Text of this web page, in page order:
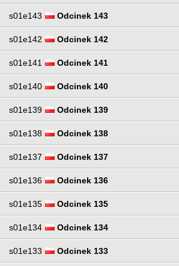
s01e143 Odcinek 143
s01e142 Odcinek 142
s01e141 Odcinek 141
s01e140 Odcinek 140
s01e139 Odcinek 139
s01e138 Odcinek 138
s01e137 Odcinek 137
s01e136 Odcinek 136
s01e135 Odcinek 135
s01e134 Odcinek 134
s01e133 Odcinek 133